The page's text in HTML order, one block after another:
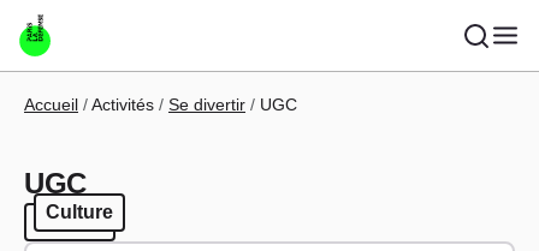
Aller au contenu principal
Fil d'Ariane
Accueil Activités Se divertir UGC
UGC
Culture
Culture